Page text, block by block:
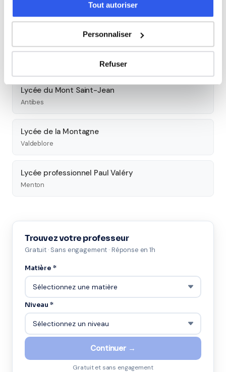
Tout autoriser
Personnaliser
Refuser
Lycée professionnel La Providence
Nice
Lycée professionnel Vauban
Lycée du Mont Saint-Jean
Antibes
Lycée de la Montagne
Valdeblore
Lycée professionnel Paul Valéry
Menton
Trouvez votre professeur
Gratuit · Sans engagement · Réponse en 1h
Matière *
Niveau *
Continuer →
Gratuit et sans engagement